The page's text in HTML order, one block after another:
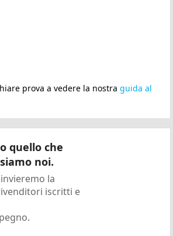
prova a vedere la nostraguida al
quello che
noi.
la
iscritti e